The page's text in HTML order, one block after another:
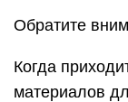
Обратите
Когда
материалов